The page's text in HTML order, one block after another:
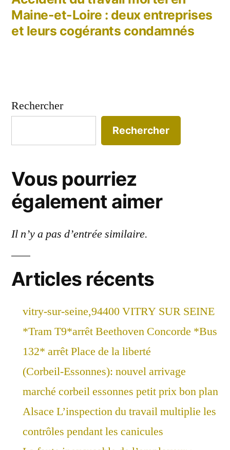
Maine-et-Loire : deux entreprises
et leurs cogérants condamnés
Rechercher
Rechercher
Vous pourriez
également aimer
Il n’y a pas d’entrée similaire.
Articles récents
vitry-sur-seine,94400 VITRY SUR SEINE
*Tram T9*arrêt Beethoven Concorde *Bus
132* arrêt Place de la liberté
(Corbeil-Essonnes): nouvel arrivage
marché corbeil essonnes petit prix bon plan
Alsace L’inspection du travail multiplie les
contrôles pendant les canicules